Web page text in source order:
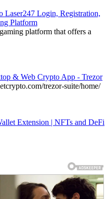
Laser247 Login, Registration,
Platform
platform that offers a
& Web Crypto App - Trezor
trezor-suite/home/
Extension | NFTs and DeFi